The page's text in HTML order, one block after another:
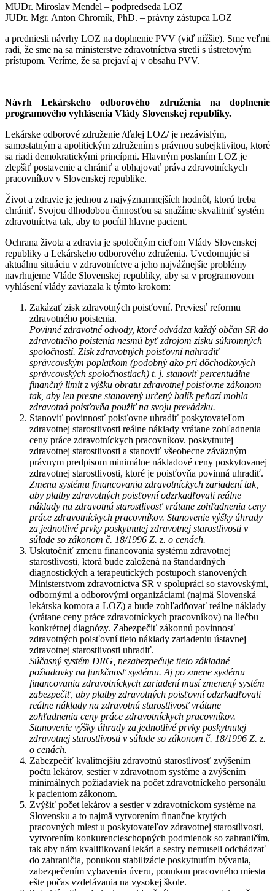
MUDr. Miroslav Mendel – podpredseda LOZ
JUDr. Mgr. Anton Chromík, PhD. – právny zástupca LOZ
a predniesli návrhy LOZ na doplnenie PVV (viď nižšie). Sme veľmi
radi, že sme na sa ministerstve zdravotníctva stretli s ústretovým
prístupom. Veríme, že sa prejaví aj v obsahu PVV.
Návrh Lekárskeho odborového združenia na doplnenie
programového vyhlásenia Vlády Slovenskej republiky.
Lekárske odborové združenie /ďalej LOZ/ je nezávislým,
samostatným a apolitickým združením s právnou subejktivitou, ktoré
sa riadi demokratickými princípmi. Hlavným poslaním LOZ je
zlepšiť postavenie a chrániť a obhajovať práva zdravotníckych
pracovníkov v Slovenskej republike.
Život a zdravie je jednou z najvýznamnejších hodnôt, ktorú treba
chrániť. Svojou dlhodobou činnosťou sa snažíme skvalitniť systém
zdravotníctva tak, aby to pocítil hlavne pacient.
Ochrana života a zdravia je spoločným cieľom Vlády Slovenskej
republiky a Lekárskeho odborového združenia. Uvedomujúc si
aktuálnu situáciu v zdravotníctve a jeho najvážnejšie problémy
navrhujeme Vláde Slovenskej republiky, aby sa v programovom
vyhlásení vlády zaviazala k týmto krokom:
Zakázať zisk zdravotných poisťovní. Previesť reformu
zdravotného poistenia.
Povinné zdravotné odvody, ktoré odvádza každý občan SR do
zdravotného poistenia nesmú byť zdrojom zisku súkromných
spoločností. Zisk zdravotných poisťovní nahradiť
správcovským poplatkom (podobný ako pri dôchodkových
správcovských spoločnostiach) t. j. stanoviť percentuálne
finančný limit z výšku obratu zdravotnej poisťovne zákonom
tak, aby len presne stanovený určený balík peňazí mohla
zdravotná poisťovňa použiť na svoju prevádzku.
Stanoviť povinnosť poisťovne uhradiť poskytovateľom
zdravotnej starostlivosti reálne náklady vrátane zohľadnenia
ceny práce zdravotníckych pracovníkov. poskytnutej
zdravotnej starostlivosti a stanoviť všeobecne záväzným
právnym predpisom minimálne nákladové ceny poskytovanej
zdravotnej starostlivosti, ktoré je poisťovňa povinná uhradiť.
Zmena systému financovania zdravotníckych zariadení tak,
aby platby zdravotných poisťovní odzrkadľovali reálne
náklady na zdravotnú starostlivosť vrátane zohľadnenia ceny
práce zdravotníckych pracovníkov. Stanovenie výšky úhrady
za jednotlivé prvky poskytnutej zdravotnej starostlivosti v
súlade so zákonom č. 18/1996 Z. z. o cenách.
Uskutočniť zmenu financovania systému zdravotnej
starostlivosti, ktorá bude založená na štandardných
diagnostických a terapeutických postupoch stanovených
Ministerstvom zdravotníctva SR v spolupráci so stavovskými,
odbornými a odborovými organizáciami (najmä Slovenská
lekárska komora a LOZ) a bude zohľadňovať reálne náklady
(vrátane ceny práce zdravotníckych pracovníkov) na liečbu
konkrétnej diagnózy. Zabezpečiť zákonnú povinnosť
zdravotných poisťovní tieto náklady zariadeniu ústavnej
zdravotnej starostlivosti uhradiť.
Súčasný systém DRG, nezabezpečuje tieto základné
požiadavky na funkčnosť systému. Aj po zmene systému
financovania zdravotníckych zariadení musí zmenený systém
zabezpečiť, aby platby zdravotných poisťovní odzrkadľovali
reálne náklady na zdravotnú starostlivosť vrátane
zohľadnenia ceny práce zdravotníckych pracovníkov.
Stanovenie výšky úhrady za jednotlivé prvky poskytnutej
zdravotnej starostlivosti v súlade so zákonom č. 18/1996 Z. z.
o cenách.
Zabezpečiť kvalitnejšiu zdravotnú starostlivosť zvýšením
počtu lekárov, sestier v zdravotnom systéme a zvýšením
minimálnych požiadaviek na počet zdravotníckeho personálu
k pacientom zákonom.
Zvýšiť počet lekárov a sestier v zdravotníckom systéme na
Slovensku a to najmä vytvorením finančne krytých
pracovných miest u poskytovateľov zdravotnej starostlivosti,
vytvorením konkurencieschopných podmienok so zahraničím,
tak aby nám kvalifikovaní lekári a sestry nemuseli odchádzať
do zahraničia, ponukou stabilizácie poskytnutím bývania,
zabezpečením vybavenia úveru, ponukou pracovného miesta
ešte počas vzdelávania na vysokej škole.